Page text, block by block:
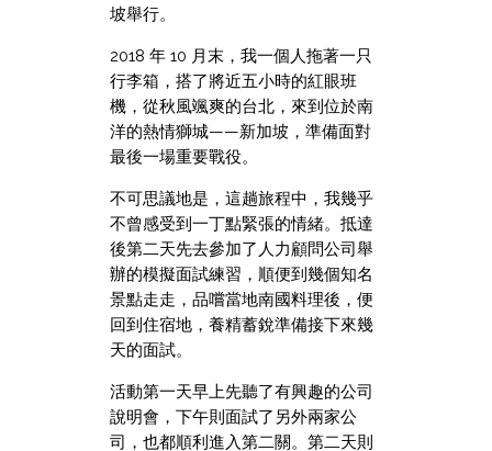
坡舉行。
2018 年 10 月末，我一個人拖著一只
行李箱，搭了將近五小時的紅眼班
機，從秋風颯爽的台北，來到位於南
洋的熱情獅城——新加坡，準備面對
最後一場重要戰役。
不可思議地是，這趟旅程中，我幾乎
不曾感受到一丁點緊張的情緒。抵達
後第二天先去參加了人力顧問公司舉
辦的模擬面試練習，順便到幾個知名
景點走走，品嚐當地南國料理後，便
回到住宿地，養精蓄銳準備接下來幾
天的面試。
活動第一天早上先聽了有興趣的公司
說明會，下午則面試了另外兩家公
司，也都順利進入第二關。第二天則